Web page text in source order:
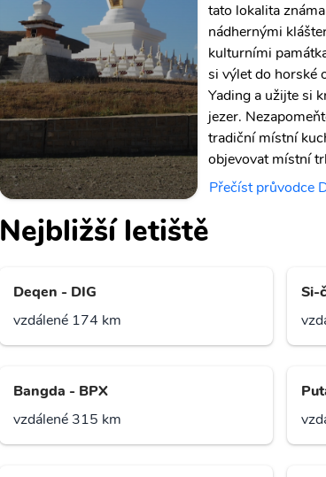
tato lokalita
nádhernými
kulturními
si výlet do horské
Yading a užijte si
jezer.
tradiční místní
objevovat místní
Přečíst průvodce
Nejbližší letiště
Deqen - DIG
vzdálené 174 km
Si-
Bangda - BPX
vzdálené 315 km